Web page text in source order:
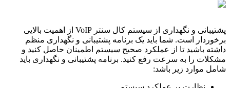
پشتیبانی و نگهداری از سیستم کال سنتر VoIP از اهمیت بالایی
برخوردار است. شما باید یک برنامه پشتیبانی و نگهداری منظم
داشته باشید تا از عملکرد صحیح سیستم اطمینان حاصل کنید و
مشکلات را به سرعت رفع کنید. برنامه پشتیبانی و نگهداری باید
شامل موارد زیر باشد: